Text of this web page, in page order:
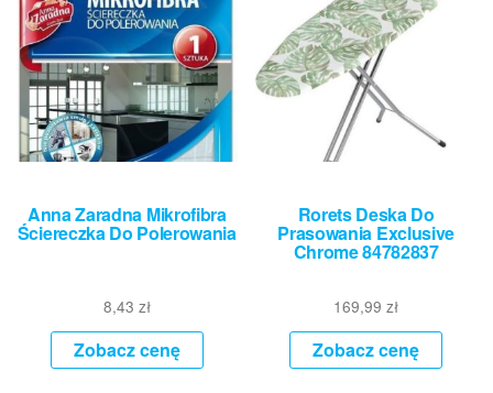
Anna Zaradna Mikrofibra
Ściereczka Do Polerowania
8,43 zł
Zobacz cenę
Rorets Deska Do
Prasowania Exclusive
Chrome 84782837
169,99zł
Zobacz cenę